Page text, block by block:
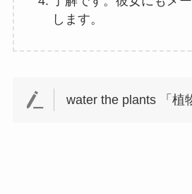
します。
water the plants 「植